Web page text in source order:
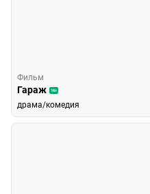
Фильм
Гараж 16+
драма/комедия